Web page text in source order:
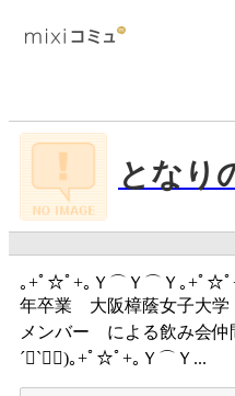
となり
｡+ﾟ☆ﾟ+｡Ｙ⌒Ｙ⌒Ｙ｡+ﾟ☆
年卒業 大阪樟蔭女子大
メンバー による飲
´∀`✿ฺ)｡+ﾟ☆ﾟ+｡Ｙ⌒Ｙ...